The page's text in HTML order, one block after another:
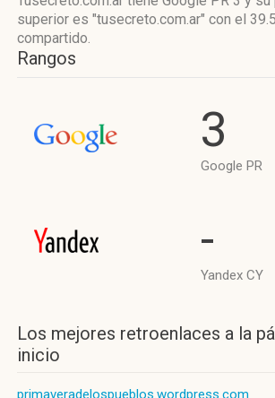
superior es "tusecreto.com.ar" con el
compartido.
Rangos
3
Google PR
-
Yandex CY
Los mejores retroenlaces a la
inicio
primaveradelospueblos.wordpress.com